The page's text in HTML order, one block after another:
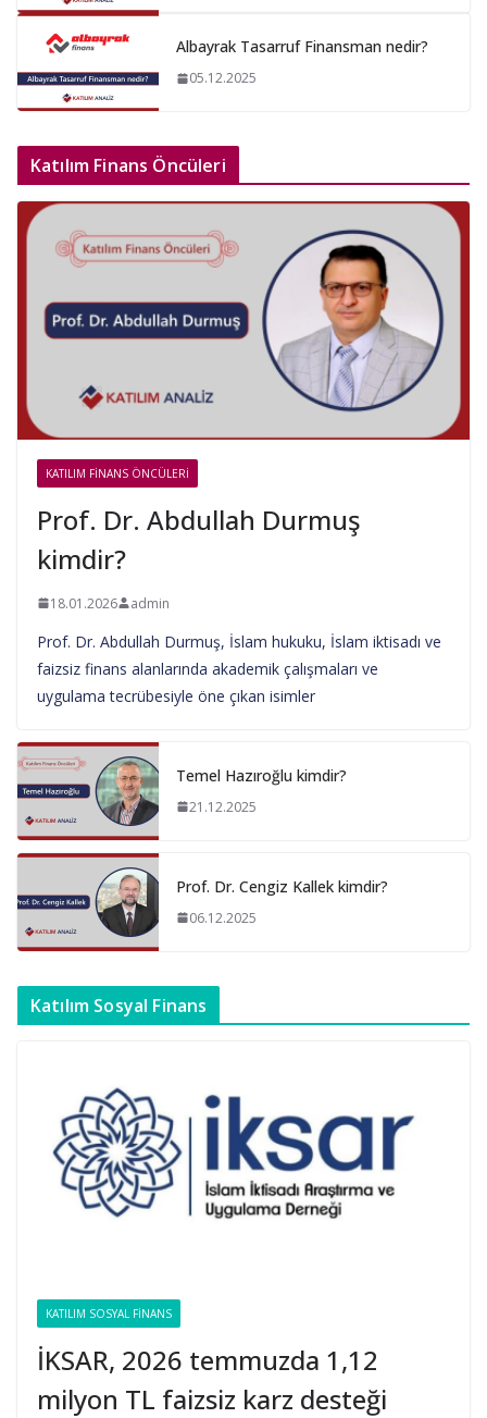
Albayrak Tasarruf Finansman nedir?
05.12.2025
Katılım Finans Öncüleri
KATILIM FINANS ÖNCÜLERI
Prof. Dr. Abdullah Durmuş
kimdir?
18.01.2026 admin
Prof. Dr. Abdullah Durmuş, İslam hukuku, İslam iktisadı ve
faizsiz finans alanlarında akademik çalışmaları ve
uygulama tecrübesiyle öne çıkan isimler
Temel Hazıroğlu kimdir?
21.12.2025
Prof. Dr. Cengiz Kallek kimdir?
06.12.2025
Katılım Sosyal Finans
KATILIM SOSYAL FINANS
İKSAR, 2026 temmuzda 1,12
milyon TL faizsiz karz desteği